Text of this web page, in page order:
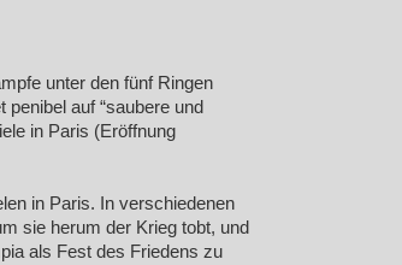
unter den fünf Ringen
auf “saubere und
in Paris (Eröffnung
in Paris. In verschiedenen
sie herum der Krieg tobt, und
als Fest des Friedens zu